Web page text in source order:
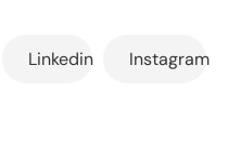
Linkedin Instagram